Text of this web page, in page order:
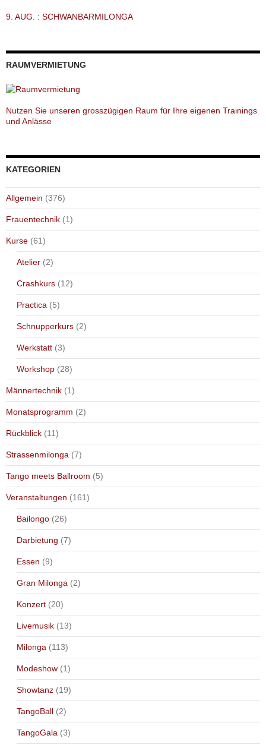
9. AUG. : SCHWANBARMILONGA
RAUMVERMIETUNG
Nutzen Sie unseren grosszügigen Raum für Ihre eigenen Trainings
und Anlässe
KATEGORIEN
Allgemein (376)
Frauentechnik (1)
Kurse (61)
Atelier (2)
Crashkurs (12)
Practica (5)
Schnupperkurs (2)
Werkstatt (3)
Workshop (28)
Männertechnik (1)
Monatsprogramm (2)
Rückblick (11)
Strassenmilonga (7)
Tango meets Ballroom (5)
Veranstaltungen (161)
Bailongo (26)
Darbietung (7)
Essen (9)
Gran Milonga (2)
Konzert (20)
Livemusik (13)
Milonga (113)
Modeshow (1)
Showtanz (19)
TangoBall (2)
TangoGala (3)